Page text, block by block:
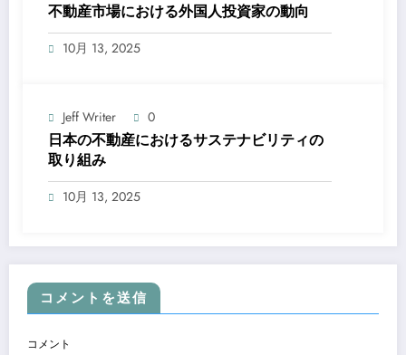
不動産市場における外国人投資家の動向
10月 13, 2025
Jeff Writer 0
日本の不動産におけるサステナビリティの
取り組み
10月 13, 2025
コメントを送信
コメント